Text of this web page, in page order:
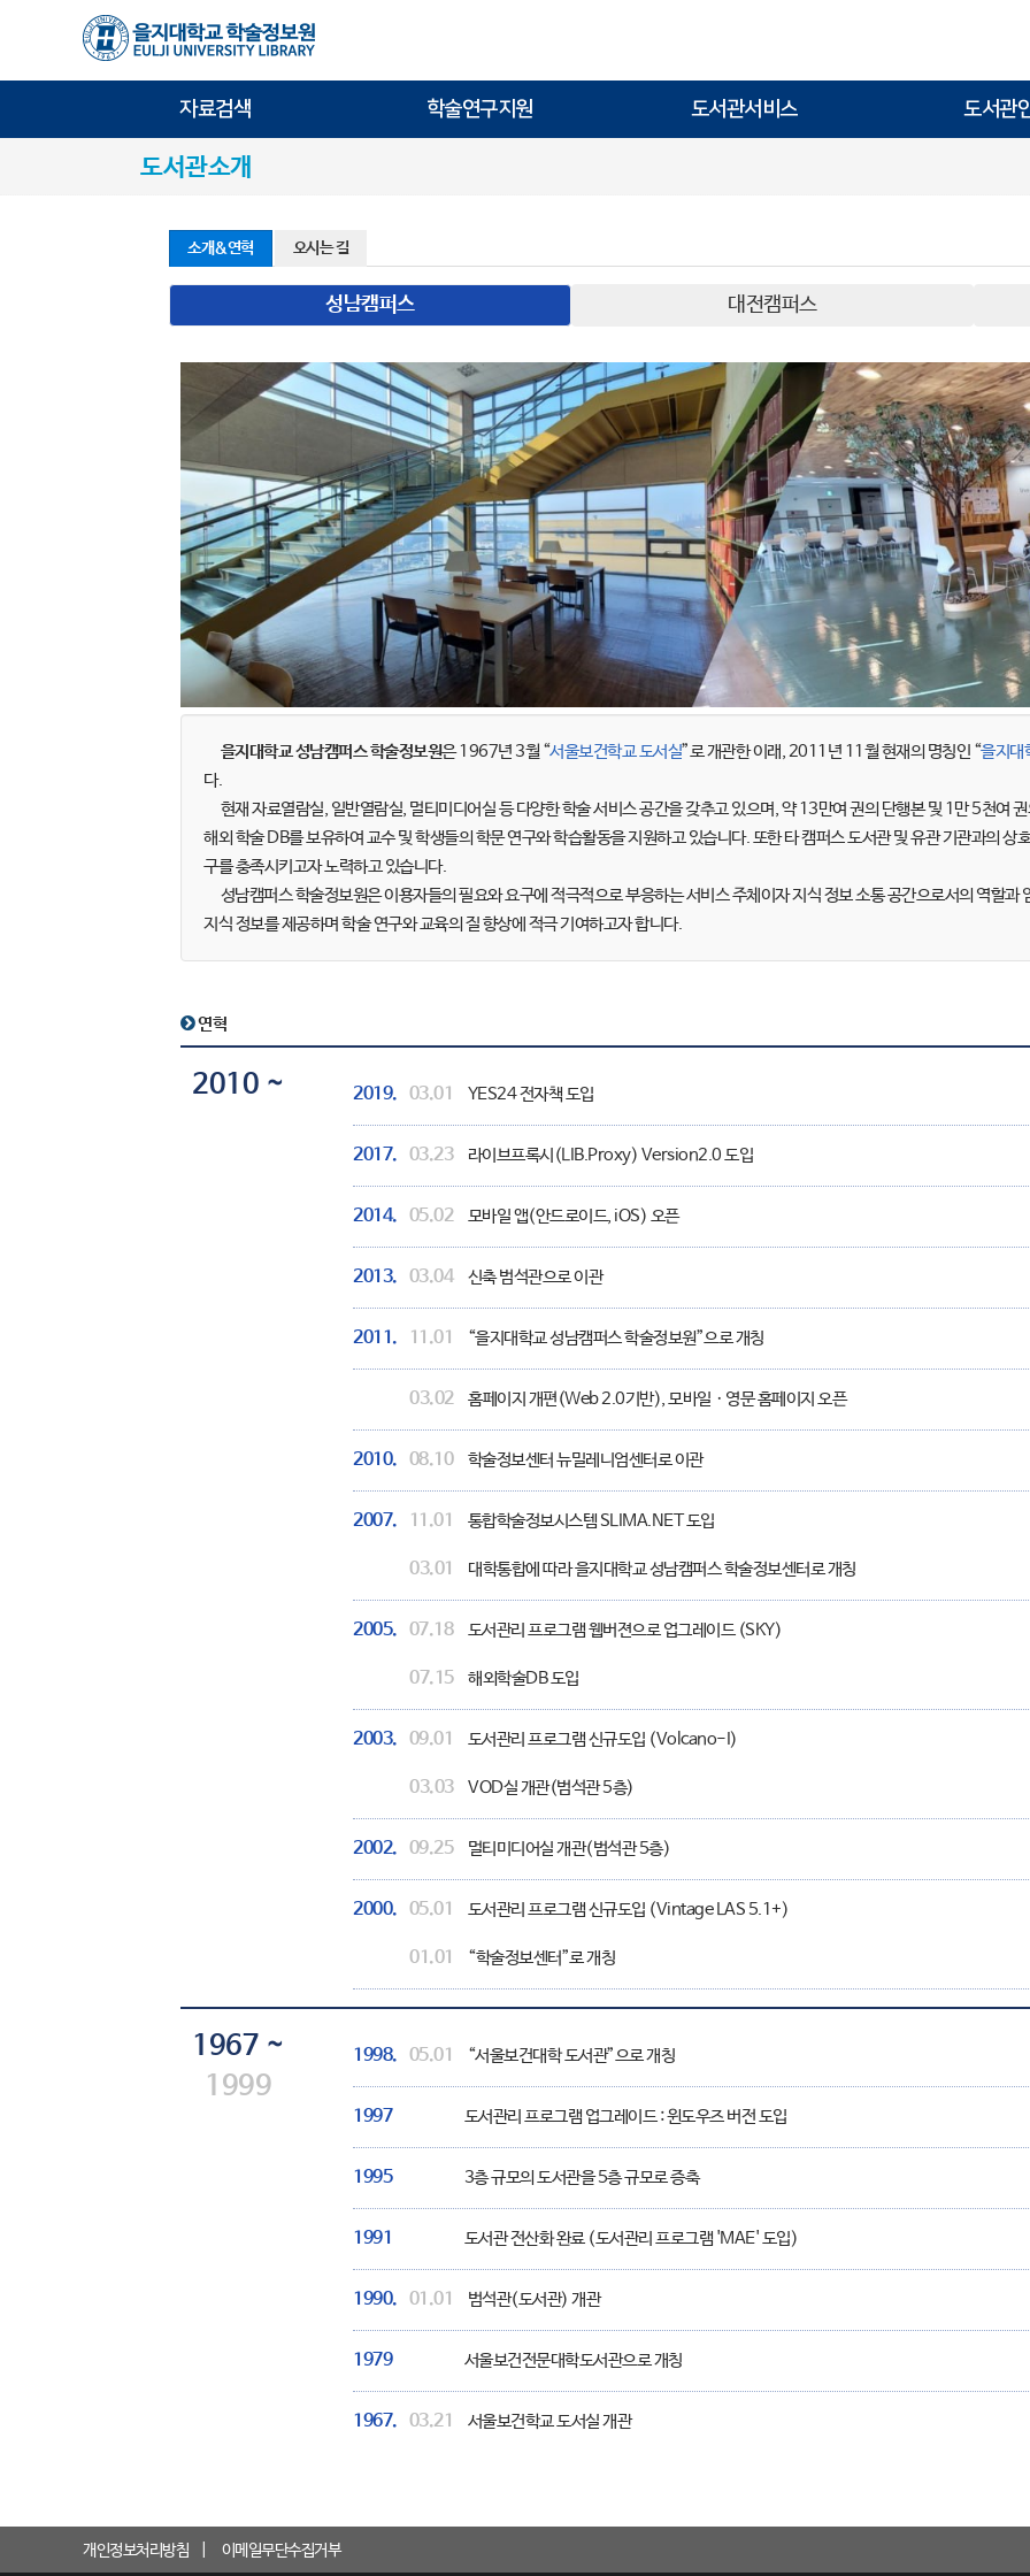
자료검색 학술연구지원 도서관서비스 도서관
도서관소개
소개&연혁 오시는 길
성남캠퍼스 대전캠퍼스
을지대학교 성남캠퍼스 학술정보원은 1967년 3월 “서울보건학교 도서실”로 개관한 이래, 2011년 11월 현재의 명칭인 “을지대
다.
현재 자료열람실, 일반열람실, 멀티미디어실 등 다양한 학술 서비스 공간을 갖추고 있으며, 약 13만여 권의 단행본 및 1만 5천여
해외 학술 DB를 보유하여 교수 및 학생들의 학문 연구와 학습활동을 지원하고 있습니다. 또한 타 캠퍼스 도서관 및 유관 기관과의 상
구를 충족시키고자 노력하고 있습니다.
성남캠퍼스 학술정보원은 이용자들의 필요와 요구에 적극적으로 부응하는 서비스 주체이자 지식 정보 소통 공간으로서의 역할과
지식 정보를 제공하며 학술 연구와 교육의 질 향상에 적극 기여하고자 합니다.
연혁
2010 ~ 2019. 03.01 YES24 전자책 도입
2017. 03.23 라이브프록시(LIB.Proxy) Version2.0 도입
2014. 05.02 모바일 앱(안드로이드, iOS) 오픈
2013. 03.04 신축 범석관으로 이관
2011. 11.01 “을지대학교 성남캠퍼스 학술정보원”으로 개칭
03.02 홈페이지 개편(Web 2.0기반), 모바일ㆍ영문 홈페이지 오픈
2010. 08.10 학술정보센터 뉴밀레니엄센터로 이관
2007. 11.01 통합학술정보시스템 SLIMA.NET 도입
03.01 대학통합에 따라 을지대학교 성남캠퍼스 학술정보센터로 개칭
2005. 07.18 도서관리 프로그램 웹버젼으로 업그레이드 (SKY)
07.15 해외학술DB 도입
2003. 09.01 도서관리 프로그램 신규도입 (Volcano-I)
03.03 VOD실 개관(범석관 5층)
2002. 09.25 멀티미디어실 개관(범석관 5층)
2000. 05.01 도서관리 프로그램 신규도입 (Vintage LAS 5.1+)
01.01 “학술정보센터”로 개칭
1967 ~
1999
1998. 05.01 “서울보건대학 도서관”으로 개칭
1997 도서관리 프로그램 업그레이드 : 윈도우즈 버전 도입
1995 3층 규모의 도서관을 5층 규모로 증축
1991 도서관 전산화 완료 (도서관리 프로그램 'MAE' 도입)
1990. 01.01 범석관(도서관) 개관
1979 서울보건전문대학도서관으로 개칭
1967. 03.21 서울보건학교 도서실 개관
개인정보처리방침 이메일무단수집거부